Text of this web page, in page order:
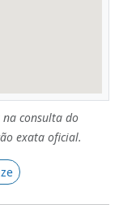
na consulta do
exata oficial.